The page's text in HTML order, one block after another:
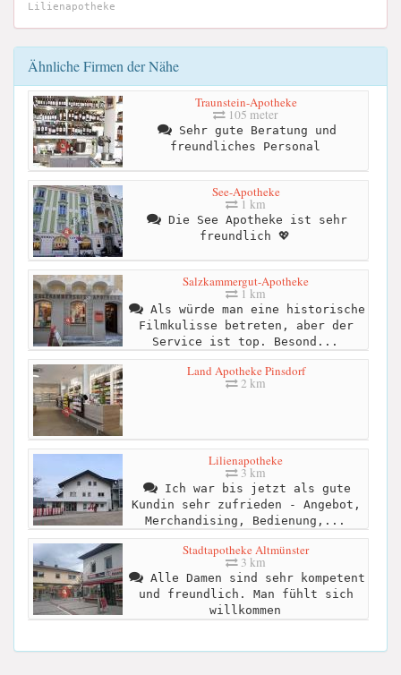
Lilienapotheke
Ähnliche Firmen der Nähe
Traunstein-Apotheke
105 meter
Sehr gute Beratung und
freundliches Personal
See-Apotheke
1 km
Die See Apotheke ist sehr
freundlich 💖
Salzkammergut-Apotheke
1 km
Als würde man eine historische
Filmkulisse betreten, aber der
Service ist top. Besond...
Land Apotheke Pinsdorf
2 km
Lilienapotheke
3 km
Ich war bis jetzt als gute
Kundin sehr zufrieden - Angebot,
Merchandising, Bedienung,...
Stadtapotheke Altmünster
3 km
Alle Damen sind sehr kompetent
und freundlich. Man fühlt sich
willkommen